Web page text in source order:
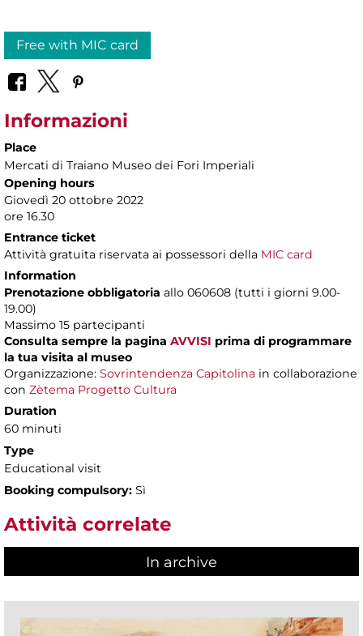
Free with MIC card
Informazioni
Place
Mercati di Traiano Museo dei Fori Imperiali
Opening hours
Giovedì 20 ottobre 2022
ore 16.30
Entrance ticket
Attività gratuita riservata ai possessori della MIC card
Information
Prenotazione obbligatoria allo 060608 (tutti i giorni 9.00-
19.00)
Massimo 15 partecipanti
Consulta sempre la pagina AVVISI prima di programmare
la tua visita al museo
Organizzazione: Sovrintendenza Capitolina in collaborazione
con Zètema Progetto Cultura
Duration
60 minuti
Type
Educational visit
Booking compulsory: Sì
Attività correlate
In archive